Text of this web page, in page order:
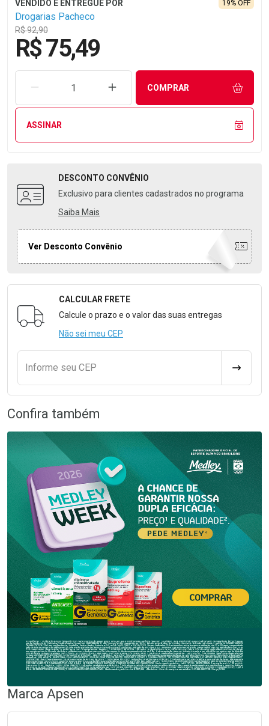
Drogarias Pacheco
R$ 92,90
19% OFF
R$ 75,49
REMOVER UMA UNIDADEAUMENTAR UMA UNIDADE
COMPRAR
ASSINAR
DESCONTO CONVÊNIO
Exclusivo para clientes cadastrados no programa
Saiba Mais
Ver Desconto Convênio
Formulário para Calcular o Frete
CALCULAR FRETE
Calcule o prazo e o valor das suas entregas
Não sei meu CEP
Informe seu CEP
Confira também
Marca Apsen